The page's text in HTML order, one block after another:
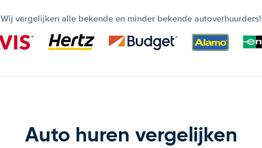
Wij vergelijken alle bekende en minder bekende autoverhuurders!
Auto huren vergelijken